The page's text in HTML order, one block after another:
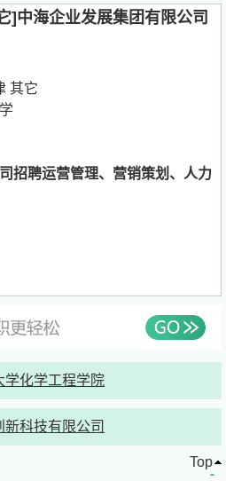
]中海企业发展集团有限公司
其它
招聘运营管理、营销策划、人力
学化学工程学院
新科技有限公司
Top